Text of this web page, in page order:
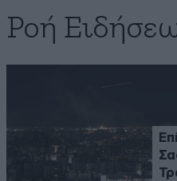
Ροή